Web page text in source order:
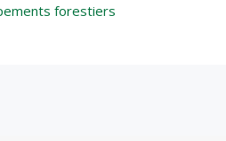
forestiers